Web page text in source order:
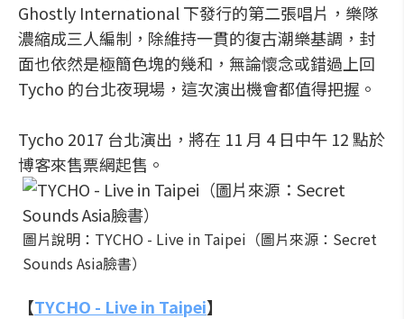
Ghostly International 下發行的第二張唱片，樂隊
濃縮成三人編制，除維持一貫的復古潮樂基調，封
面也依然是極簡色塊的幾和，無論懷念或錯過上回
Tycho 的台北夜現場，這次演出機會都值得把握。
Tycho 2017 台北演出，將在 11 月 4 日中午 12 點於
博客來售票網起售。
圖片說明：TYCHO - Live in Taipei（圖片來源：Secret
Sounds Asia臉書）
【TYCHO - Live in Taipei】